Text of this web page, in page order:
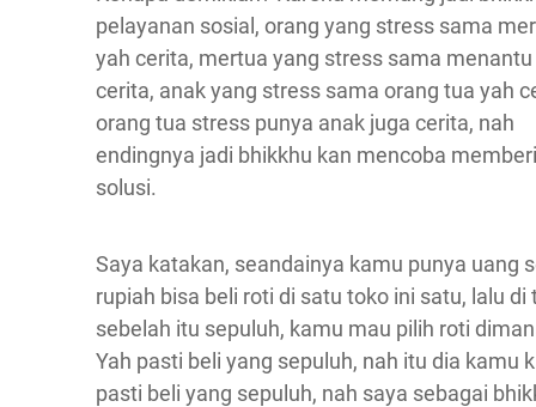
pelayanan sosial, orang yang stress sama
yah cerita, mertua yang stress sama
cerita, anak yang stress sama orang tua yah
orang tua stress punya anak juga cerita, nah
endingnya jadi bhikkhu kan mencoba
solusi.
Saya katakan, seandainya kamu punya uang
rupiah bisa beli roti di satu toko ini satu, lalu di
sebelah itu sepuluh, kamu mau pilih roti
Yah pasti beli yang sepuluh, nah itu dia kamu
pasti beli yang sepuluh, nah saya sebagai